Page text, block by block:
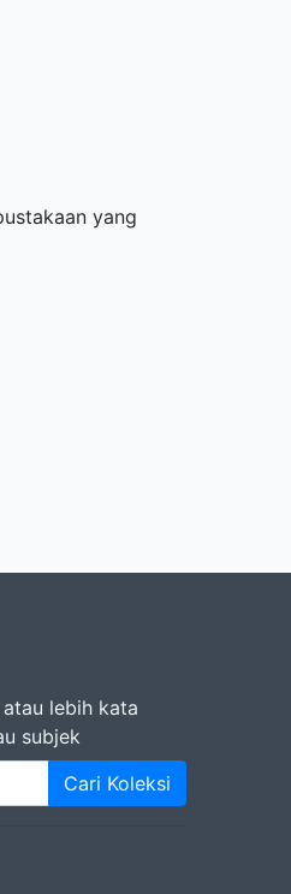
yang
lebih kata
subjek
Cari Koleksi